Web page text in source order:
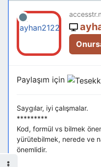
Paylaşım için
Saygılar, iyi çalışmalar.
*********
Kod, formül vs bilmek
yürütebilmek, nerede ve
önemlidir.